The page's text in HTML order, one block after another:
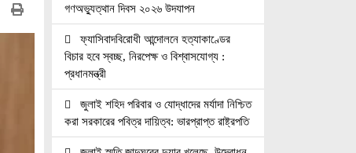
গণঅভ্যুত্থান দিবস ২০২৬ উদযাপন
ফ্যাসিবাদবিরোধী আন্দোলনে হত্যাকাণ্ডের
বিচার হবে স্বচ্ছ, নিরপেক্ষ ও বিশ্বাসযোগ্য :
প্রধানমন্ত্রী
জুলাই শহিদ পরিবার ও যোদ্ধাদের মর্যাদা নিশ্চিত
করা সরকারের পবিত্র দায়িত্ব: ভারপ্রাপ্ত রাষ্ট্রপতি